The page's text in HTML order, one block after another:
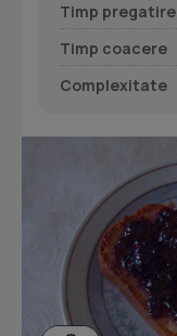
Timp pregatire
Timp coacere
Complexitate